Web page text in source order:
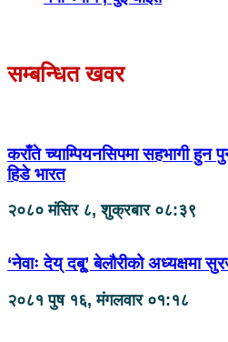
सम्बन्धित खवर
कराँते च्याम्पियनसिपमा सहभागी हुन
हिडे भारत
२०८० मंसिर ८, शुक्रबार ०८:३९
‘नेवाः देय् दबू्’ बेलौरीको अध्यक्षमा
२०८१ पुष १६, मंगलवार ०१:१८